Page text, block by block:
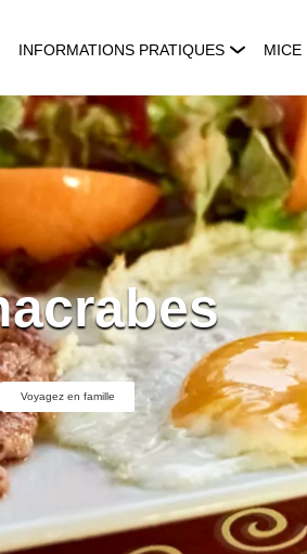
INFORMATIONS PRATIQUES MICE
Voyagez en famille